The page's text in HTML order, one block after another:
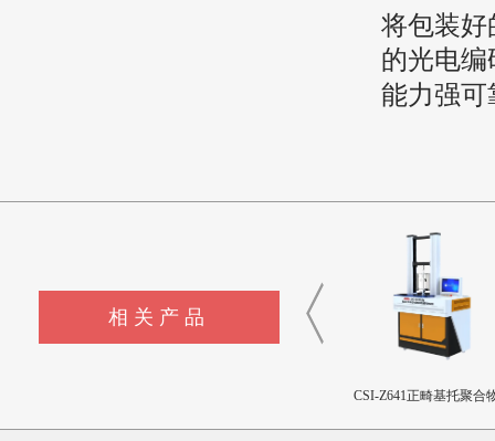
将包装好
的光电
能力强可
相关产品
CSI-Z641正畸基托聚合
测试仪